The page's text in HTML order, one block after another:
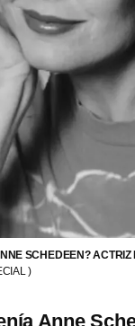
SCHEDEEN?
)
Anne